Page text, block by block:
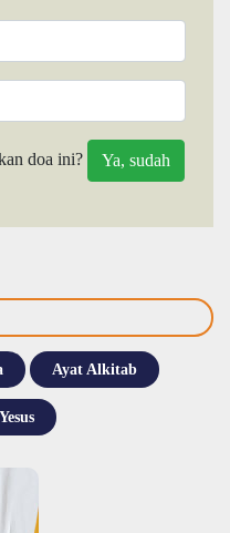
doa ini?
Ayat Alkitab